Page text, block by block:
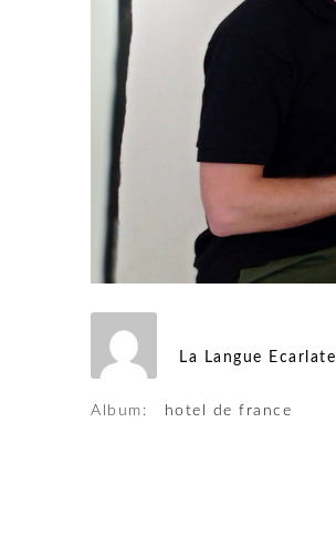
La Langue Ecarlate
Album: hotel de france